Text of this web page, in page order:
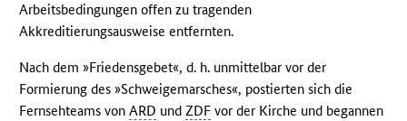
Arbeitsbedingungen offen zu tragenden
Akkreditierungsausweise entfernten.
Nach dem »Friedensgebet«, d. h. unmittelbar vor der
Formierung des »Schweigemarsches«, postierten sich die
Fernsehteams vonARD undZDF vor der Kirche und begannen